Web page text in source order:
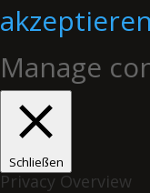
akzeptieren
Manage
Schließen
Privacy Overview